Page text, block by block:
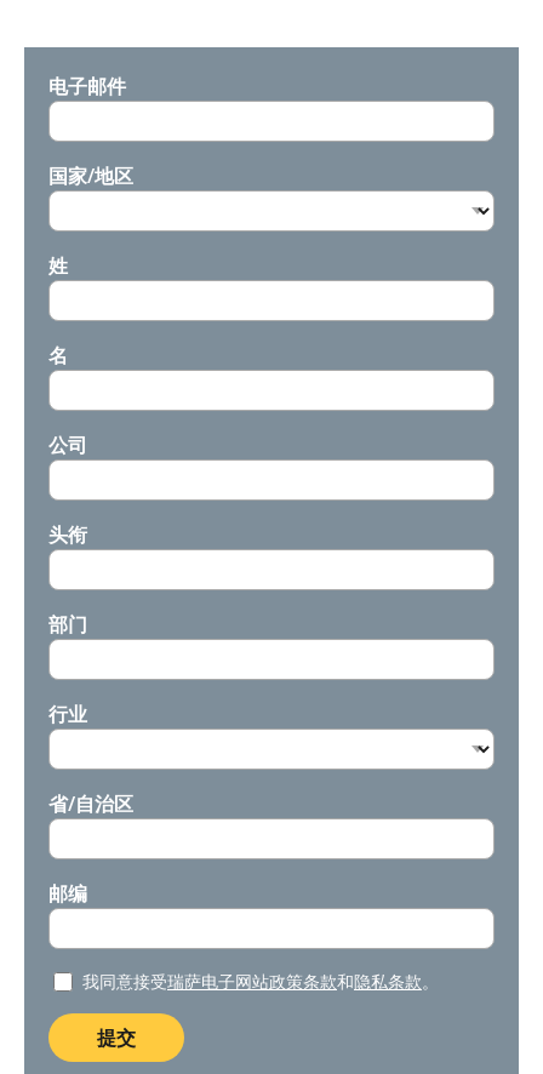
电子邮件
国家/地区
姓
名
公司
头衔
部门
行业
省/自治区
邮编
我同意接受瑞萨电子网站政策条款和隐私条款。
提交